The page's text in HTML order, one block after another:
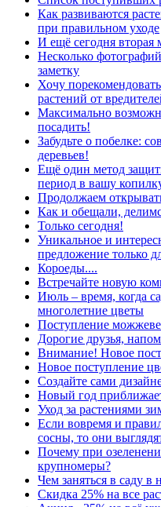
Как развиваются
при правильном уходе
И ещё сегодня вторая
Несколько
заметку
Хочу
растений от
Максимально
посадить!
Забудьте о побелке:
деревьев!
Ещё один метод
период в вашу
Продолжаем
Как и обещали,
Только сегодня!
Уникальное и
предложение только
Короеды....
Встречайте новую
Июль – время, когда
многолетние цветы
Поступление
Дорогие друзья,
Внимание! Новое
Новое поступление
Создайте сами
Новый год
Уход за растениями
Если вовремя и
сосны, то они
Почему при
крупномеры?
Чем заняться в саду в
Скидка 25% на все